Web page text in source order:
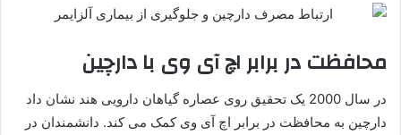
محافظت در برابر اچ آی وی با دارچین
در سال 2000 یک تحقیق روی عصاره گیاهان دارویی هند نشان داد
دارچین به محافظت در برابر اچ آی وی کمک می کند. دانشمندان در